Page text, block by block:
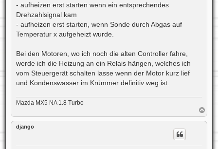
- aufheizen erst starten wenn ein entsprechendes
Drehzahlsignal kam
- aufheizen erst starten, wenn Sonde durch Abgas auf
Temperatur x aufgeheizt wurde.
Bei den Motoren, wo ich noch die alten Controller fahre,
werde ich die Heizung an ein Relais hängen, welches ich
vom Steuergerät schalten lasse wenn der Motor kurz lief
und Kondenswasser im Krümmer definitiv weg ist.
Mazda MX5 NA 1.8 Turbo
a
c
django